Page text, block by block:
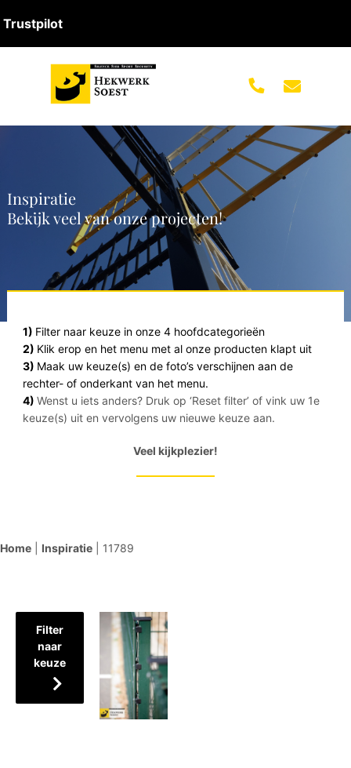
Trustpilot
Inspiratie
Bekijk veel van onze projecten!
1) Filter naar keuze in onze 4 hoofdcategorieën
2) Klik erop en het menu met al onze producten klapt uit
3) Maak uw keuze(s) en de foto’s verschijnen aan de
rechter- of onderkant van het menu.
4) Wenst u iets anders? Druk op ‘Reset filter’ of vink uw 1e
keuze(s) uit en vervolgens uw nieuwe keuze aan.
Veel kijkplezier!
Home Inspiratie 11789
Filter
naar
keuze